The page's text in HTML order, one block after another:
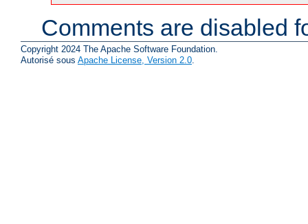
Comments are disabled
Copyright 2024 The Apache Software Foundation.
Autorisé sous Apache License, Version 2.0